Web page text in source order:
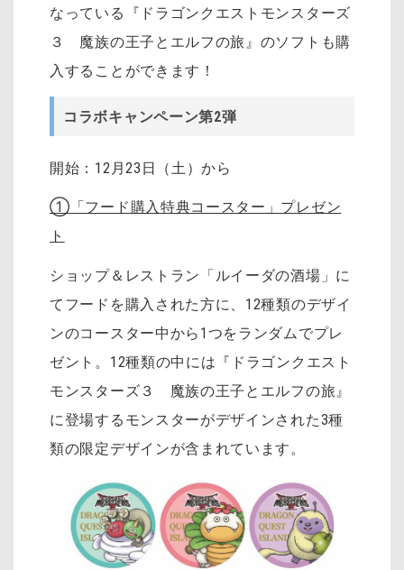
なっている『ドラゴンクエストモンスターズ
３ 魔族の王子とエルフの旅』のソフトも購
入することができます！
コラボキャンペーン第2弾
開始：12月23日（土）から
①「フード購入特典コースター」プレゼン
ト
ショップ＆レストラン「ルイーダの酒場」に
てフードを購入された方に、12種類のデザイ
ンのコースター中から1つをランダムでプレ
ゼント。12種類の中には『ドラゴンクエスト
モンスターズ３ 魔族の王子とエルフの旅』
に登場するモンスターがデザインされた3種
類の限定デザインが含まれています。